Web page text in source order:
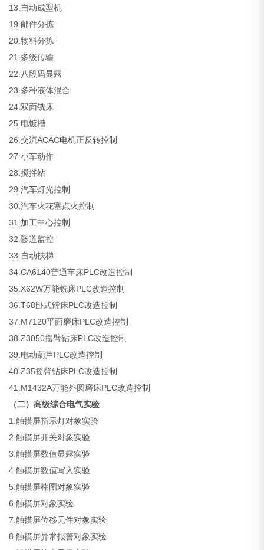
13.自动成型机
19.邮件分拣
20.物料分拣
21.多级传输
22.八段码显露
23.多种液体混合
24.双面铣床
25.电镀槽
26.交流ACAC电机正反转控制
27.小车动作
28.搅拌站
29.汽车灯光控制
30.汽车火花塞点火控制
31.加工中心控制
32.隧道监控
33.自动扶梯
34.CA6140普通车床PLC改造控制
35.X62W万能铣床PLC改造控制
36.T68卧式镗床PLC改造控制
37.M7120平面磨床PLC改造控制
38.Z3050摇臂钻床PLC改造控制
39.电动葫芦PLC改造控制
40.Z35摇臂钻床PLC改造控制
41.M1432A万能外圆磨床PLC改造控制
（二）高级综合电气实验
1.触摸屏指示灯对象实验
2.触摸屏开关对象实验
3.触摸屏数值显露实验
4.触摸屏数值写入实验
5.触摸屏棒图对象实验
6.触摸屏对象实验
7.触摸屏位移元件对象实验
8.触摸屏异常报警对象实验